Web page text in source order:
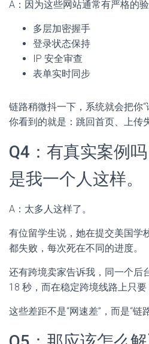
A：因为这些网站通常有严格的验
多层加密握手
登录状态保持
IP 安全审查
表单实时同步
链路稍微抖一下，系统就会把你“
你看到的就是：跳回首页、上传
Q4：有真实案例
是我一个人这样。
A：太多人这样了。
有位留学生说，她在提交美国学
都失败，每次死在不同的进度。
还有跨境卖家告诉我，同一个后
18 秒，而在稳定跨境线路上只要
这些差距不是“网速差”，而是“链